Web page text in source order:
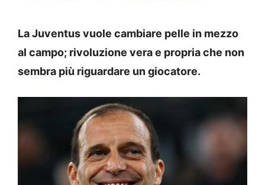
La Juventus vuole cambiare pelle in mezzo
al campo; rivoluzione vera e propria che non
sembra più riguardare un giocatore.